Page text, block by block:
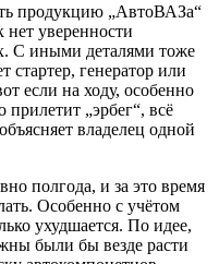
продукцию „АвтоВАЗа“
нет уверенности
С иными деталями тоже
стартер, генератор или
если на ходу, особенно
„эрбег“, всё
владелец одной
полгода, и за это время
Особенно с учётом
ухудшается. По идее,
были бы везде расти